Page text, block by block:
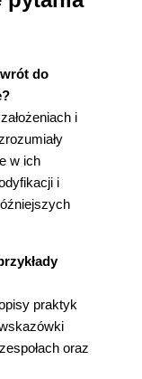
do
i
w ich
i
praktyk
oraz